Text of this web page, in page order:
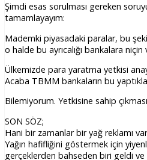
Şimdi esas sorulması gereken
tamamlayayım:
Mademki piyasadaki paralar, bu
o halde bu ayrıcalığı bankalara
Ülkemizde para yaratma yetkisi
Acaba TBMM bankaların bu
Bilemiyorum. Yetkisine sahip
SON SÖZ;
Hani bir zamanlar bir yağ reklamı
Yağın hafifliğini göstermek için
gerçeklerden bahseden biri geldi